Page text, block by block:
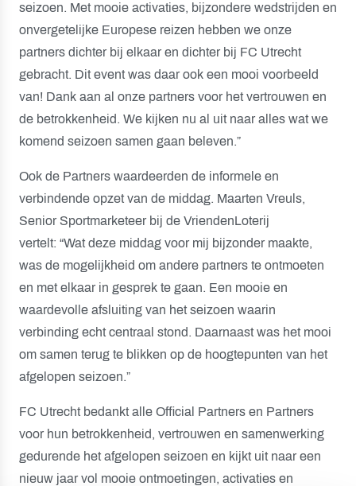
seizoen. Met mooie activaties, bijzondere wedstrijden en
onvergetelijke Europese reizen hebben we onze
partners dichter bij elkaar en dichter bij FC Utrecht
gebracht. Dit event was daar ook een mooi voorbeeld
van! Dank aan al onze partners voor het vertrouwen en
de betrokkenheid. We kijken nu al uit naar alles wat we
komend seizoen samen gaan beleven.”
Ook de Partners waardeerden de informele en
verbindende opzet van de middag. Maarten Vreuls,
Senior Sportmarketeer bij de VriendenLoterij
vertelt: “Wat deze middag voor mij bijzonder maakte,
was de mogelijkheid om andere partners te ontmoeten
en met elkaar in gesprek te gaan. Een mooie en
waardevolle afsluiting van het seizoen waarin
verbinding echt centraal stond. Daarnaast was het mooi
om samen terug te blikken op de hoogtepunten van het
afgelopen seizoen.”
FC Utrecht bedankt alle Official Partners en Partners
voor hun betrokkenheid, vertrouwen en samenwerking
gedurende het afgelopen seizoen en kijkt uit naar een
nieuw jaar vol mooie ontmoetingen, activaties en